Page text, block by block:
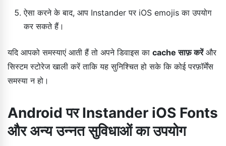
ऐसा करने के बाद, आप Instander पर iOS emojis का उपयोग
कर सकते हैं।
यदि आपको समस्याएं आती हैं तो अपने डिवाइस का cache साफ़ करेंऔर
सिस्टम स्टोरेज खाली करें ताकि यह सुनिश्चित हो सके कि कोई परफ़ॉर्मेंस
समस्या न हो।
Android पर Instander iOS Fonts
और अन्य उन्नत सुविधाओं का उपयोग